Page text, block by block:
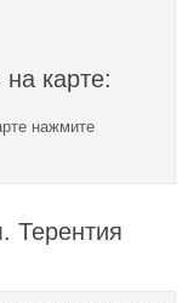
карте:
нажмите
Терентия